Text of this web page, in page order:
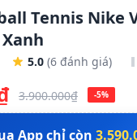
Tennis Nike
5.0 (6 đánh giá)
3.900.000₫ -5%
App chỉ còn